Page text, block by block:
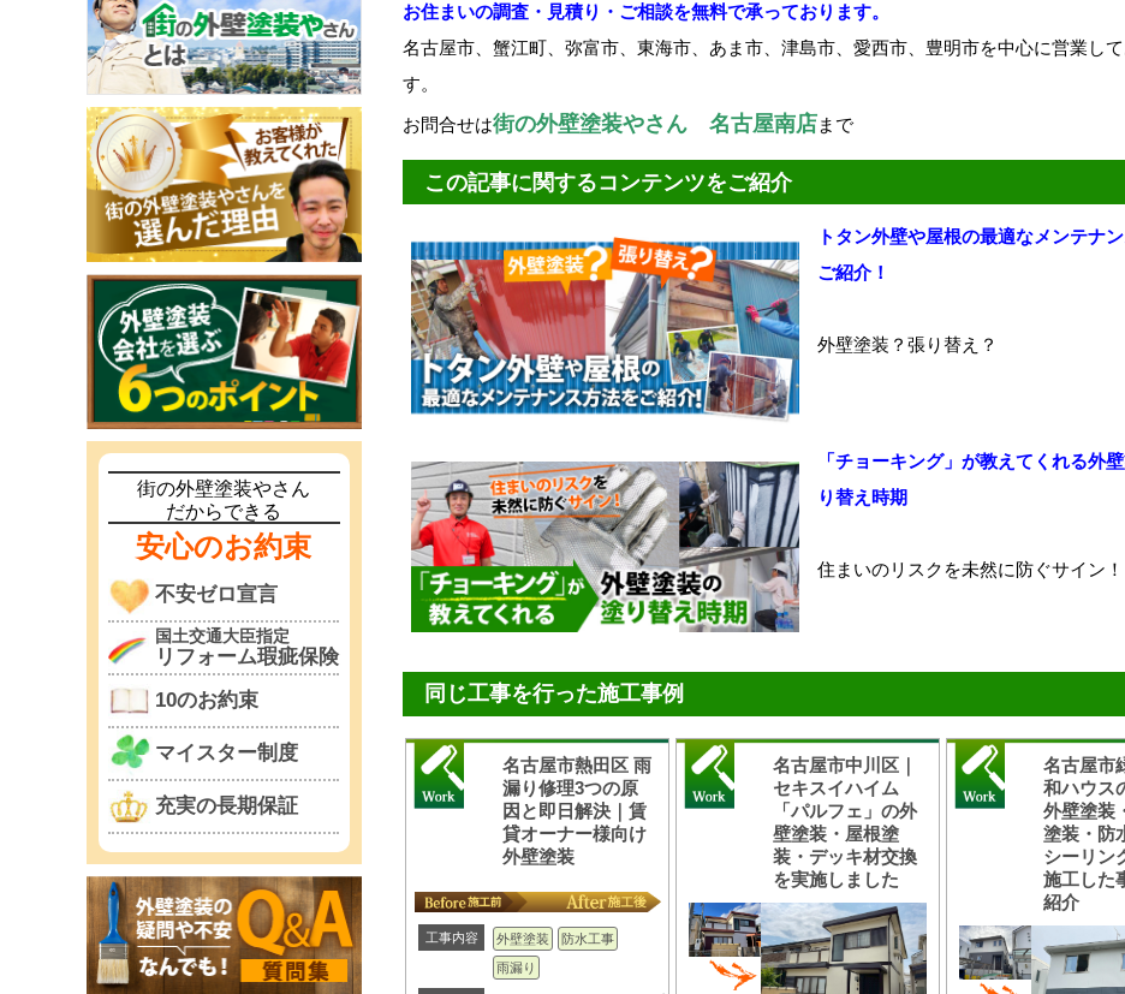
お住まいの調査・見積り・ご相談を無料で承っております。
名古屋市、蟹江町、弥富市、東海市、あま市、津島市、愛西市、豊明市を中心に営業して
す。
お問合せは街の外壁塗装やさん 名古屋南店まで
この記事に関するコンテンツをご紹介
トタン外壁や屋根の最適なメンテナ
ご紹介！
外壁塗装？張り替え？
「チョーキング」が教えてくれる外
り替え時期
住まいのリスクを未然に防ぐサイン！
同じ工事を行った施工事例
名古屋市熱田区 雨
漏り修理3つの原
因と即日解決｜賃
貸オーナー様向け
外壁塗装
工事内容 外壁塗装
防水工事
雨漏り
名古屋市中川区｜
セキスイハイム
「パルフェ」の外
壁塗装・屋根塗
装・デッキ材交換
を実施しました
名古屋市
和ハウス
外壁塗装
塗装・防
シーリン
施工した
紹介
街の外壁塗装やさん
だからできる
安心のお約束
不安ゼロ宣言
国土交通大臣指定
リフォーム瑕疵保険
10のお約束
マイスター制度
充実の長期保証